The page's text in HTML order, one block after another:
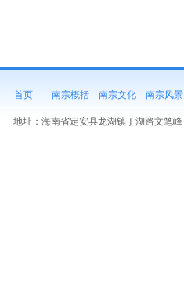
地址： 海南省定安县龙湖镇丁湖路文笔峰
首页 南宗概括 南宗文化 南宗风景